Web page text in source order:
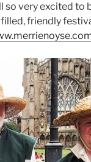
so very excited to
friendly